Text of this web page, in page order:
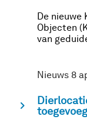
De nieuwe
Objecten
van
chevron_right
Nieuws 8